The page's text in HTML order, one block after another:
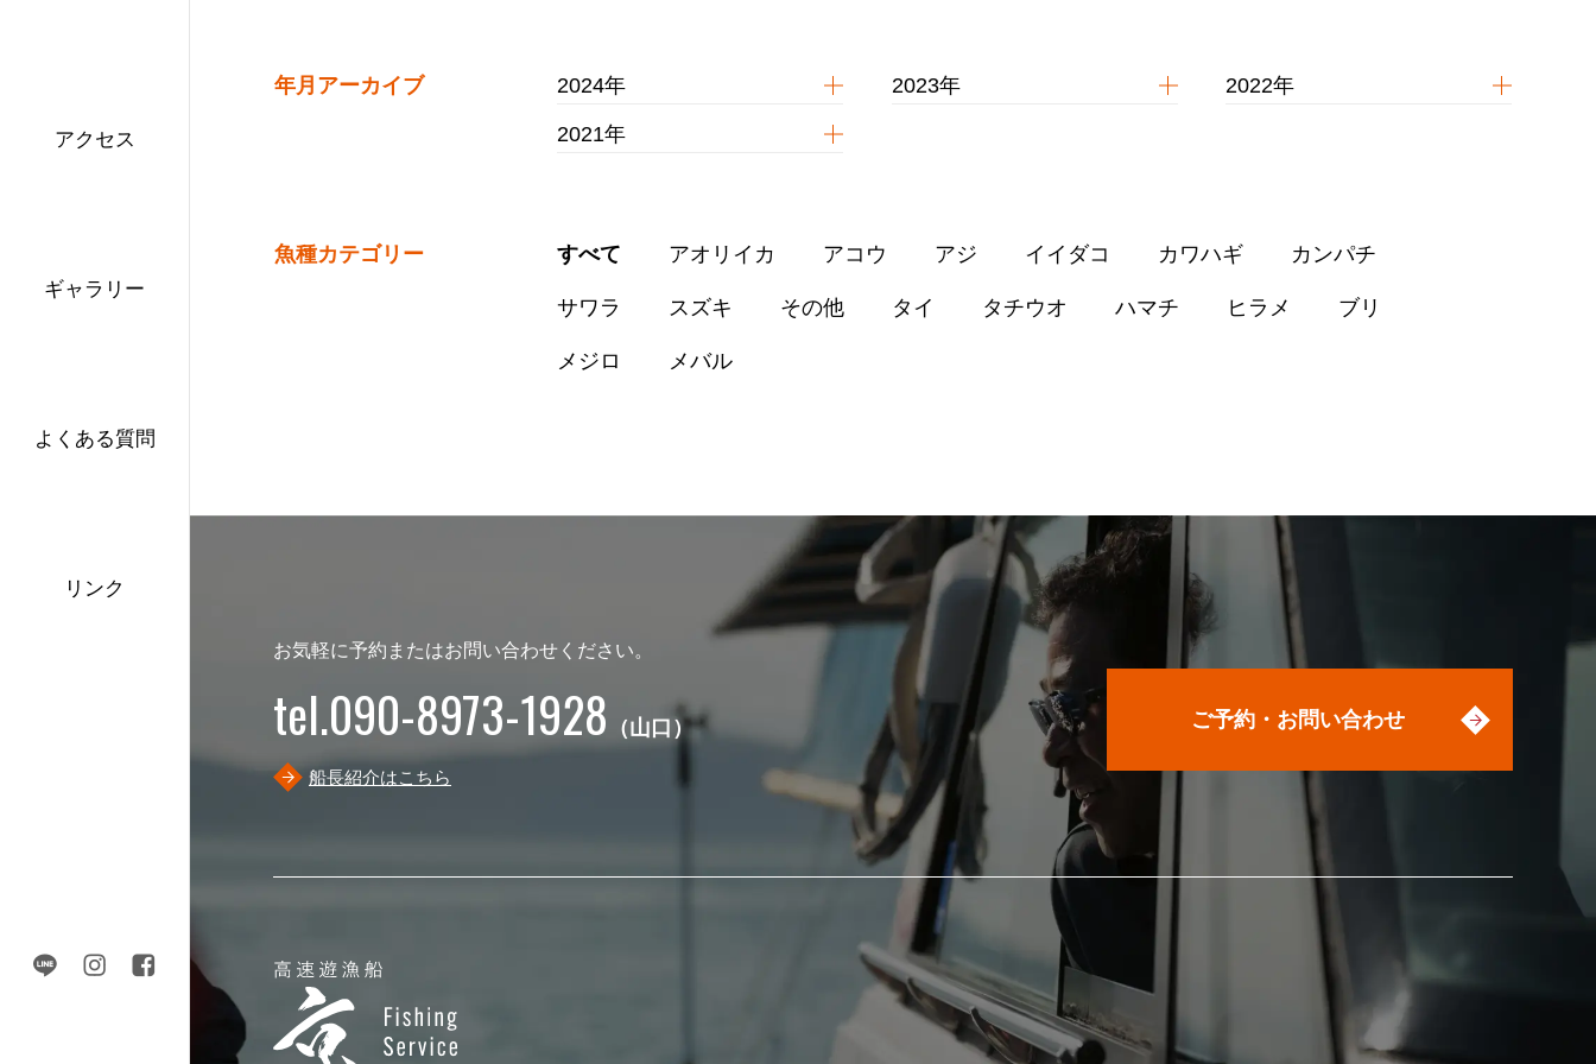
アクセス
ギャラリー
よくある質問
リンク
年月アーカイブ 2024年 2023年 2022年
2021年
魚種カテゴリー すべて アオリイカ アコウ アジ イイダコ カワハギ カンパチ
サワラ スズキ その他 タイ タチウオ ハマチ ヒラメ ブリ
メジロ メバル
お気軽に予約またはお問い合わせください。
tel.090-8973-1928 （山口）
船長紹介はこちら
ご予約・お問い合わせ